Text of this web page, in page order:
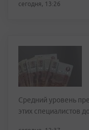
сегодня, 13:26
Средний уровень
этих специалистов